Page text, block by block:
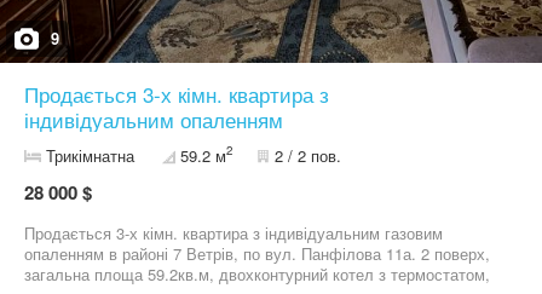
9
Продається 3-х кімн. квартира з
індивідуальним опаленням
Трикімнатна 59.2 м2 2 / 2 пов.
28 000 $
Продається 3-х кімн. квартира з індивідуальним газовим
опаленням в районі 7 Ветрів, по вул. Панфілова 11а. 2 поверх,
загальна площа 59.2кв.м, двохконтурний котел з термостатом,